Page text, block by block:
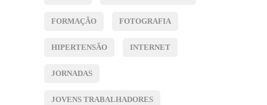
FORMAÇÃO FOTOGRAFIA
HIPERTENSÃO INTERNET
JORNADAS
JOVENS TRABALHADORES